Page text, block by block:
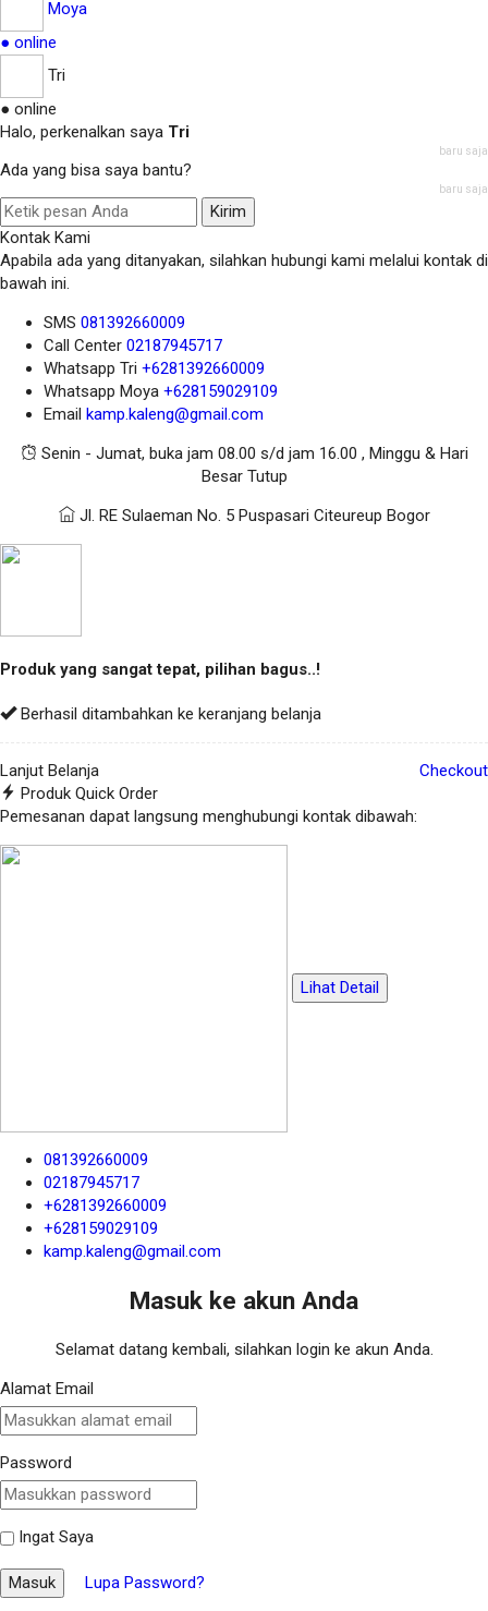
Moya
● online
Tri
● online
Halo, perkenalkan saya Tri
baru saja
Ada yang bisa saya bantu?
baru saja
Kirim
Kontak Kami
Apabila ada yang ditanyakan, silahkan hubungi kami melalui kontak di
bawah ini.
SMS 081392660009
Call Center 02187945717
Whatsapp Tri +6281392660009
Whatsapp Moya +628159029109
Email kamp.kaleng@gmail.com
Senin - Jumat, buka jam 08.00 s/d jam 16.00 , Minggu & Hari
Besar Tutup
Jl. RE Sulaeman No. 5 Puspasari Citeureup Bogor
Produk yang sangat tepat, pilihan bagus..!
Berhasil ditambahkan ke keranjang belanja
Lanjut Belanja
Checkout
Produk Quick Order
Pemesanan dapat langsung menghubungi kontak dibawah:
Lihat Detail
081392660009
02187945717
+6281392660009
+628159029109
kamp.kaleng@gmail.com
Masuk ke akun Anda
Selamat datang kembali, silahkan login ke akun Anda.
Alamat Email
Password
Ingat Saya
Masuk Lupa Password?